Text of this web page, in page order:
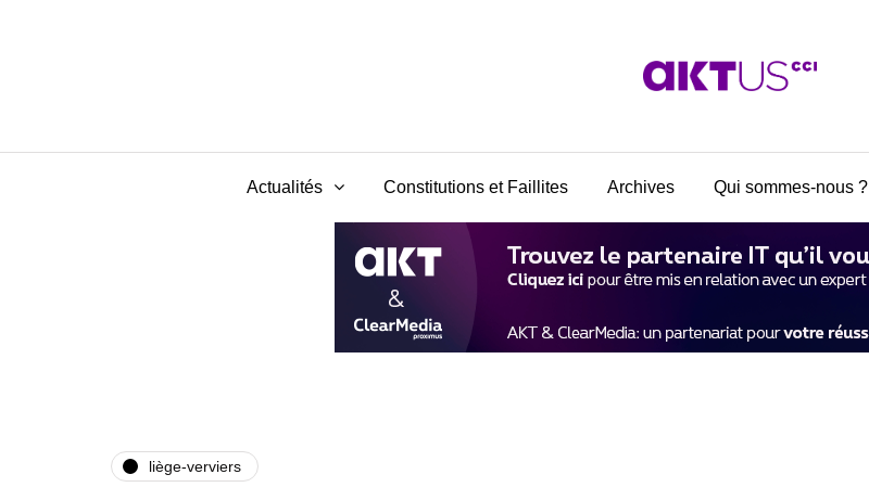
Actualités Constitutions et Faillites Archives Qui sommes-nous ?
liège-verviers